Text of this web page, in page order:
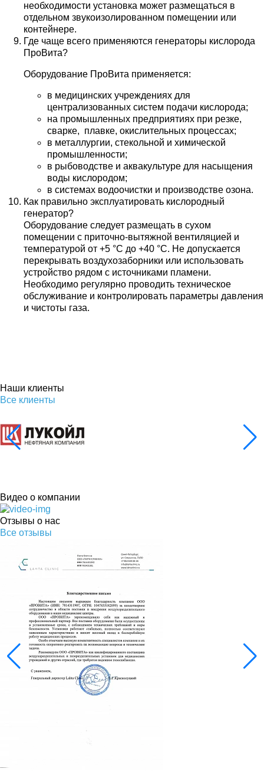
необходимости установка может размещаться в
отдельном звукоизолированном помещении или
контейнере.
Где чаще всего применяются генераторы кислорода
ПроВита?
Оборудование ПроВита применяется:
в медицинских учреждениях для
централизованных систем подачи кислорода;
на промышленных предприятиях при резке,
сварке, плавке, окислительных процессах;
в металлургии, стекольной и химической
промышленности;
в рыбоводстве и аквакультуре для насыщения
воды кислородом;
в системах водоочистки и производстве озона.
Как правильно эксплуатировать кислородный
генератор?
Оборудование следует размещать в сухом
помещении с приточно-вытяжной вентиляцией и
температурой от +5 °C до +40 °C. Не допускается
перекрывать воздухозаборники или использовать
устройство рядом с источниками пламени.
Необходимо регулярно проводить техническое
обслуживание и контролировать параметры давления
и чистоты газа.
Наши клиенты
Все клиенты
Видео о компании
Отзывы о нас
Все отзывы